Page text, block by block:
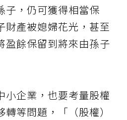
子，仍可獲得相當保
財產被媳婦花光，甚至
盈餘保留到將來由孫子
小企業，也要考量股權
等問題，「（股權）